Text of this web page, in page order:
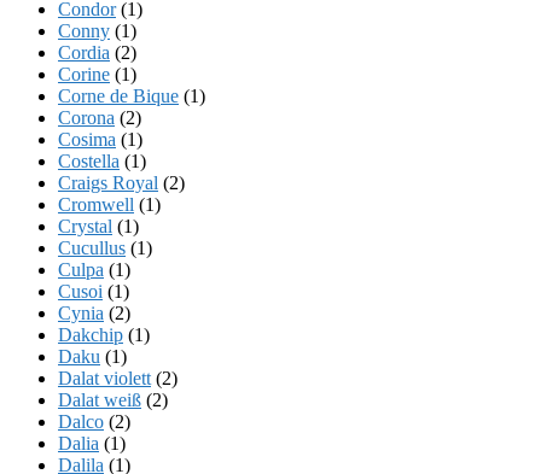
Condor(1)
Conny (1)
Cordia (2)
Corine (1)
Corne de Bique (1)
Corona (2)
Cosima (1)
Costella (1)
Craigs Royal (2)
Cromwell (1)
Crystal (1)
Cucullus (1)
Culpa (1)
Cusoi (1)
Cynia (2)
Dakchip (1)
Daku (1)
Dalat violett (2)
Dalat weiß (2)
Dalco (2)
Dalia (1)
Dalila (1)